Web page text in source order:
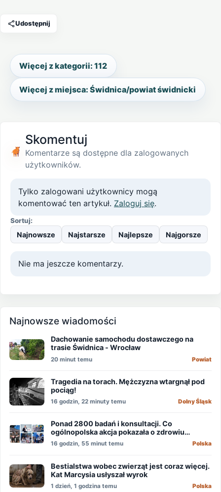
Udostępnij
Więcej z kategorii: 112
Więcej z miejsca: Świdnica/powiat świdnicki
Skomentuj
Komentarze są dostępne dla zalogowanych
użytkowników.
Tylko zalogowani użytkownicy mogą
komentować ten artykuł. Zaloguj się.
Sortuj:
Najnowsze Najstarsze Najlepsze Najgorsze
Nie ma jeszcze komentarzy.
Najnowsze wiadomości
Dachowanie samochodu dostawczego na
trasie Świdnica - Wrocław
20 minut temu Powiat
Tragedia na torach. Mężczyzna wtargnął pod
pociąg!
16 godzin, 22 minuty temu Dolny Śląsk
Ponad 2800 badań i konsultacji. Co
ogólnopolska akcja pokazała o zdrowiu
mężczyzn?
16 godzin, 55 minut temu Polska
Bestialstwa wobec zwierząt jest coraz więcej.
Kat Marcysia usłyszał wyrok
1 dzień, 1 godzina temu Polska